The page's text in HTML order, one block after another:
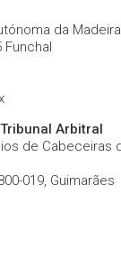
da Madeira.
Funchal
Arbitral
Cabeceiras
019, Guimarães